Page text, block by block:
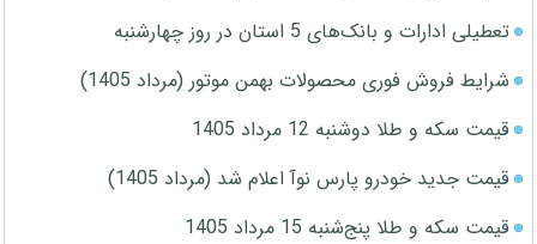
تعطیلی ادارات و بانک‌های 5 استان در روز چهارشنبه
شرایط فروش فوری محصولات بهمن موتور (مرداد 1405)
قیمت سکه و طلا دوشنبه 12 مرداد 1405
قیمت جدید خودرو پارس نوآ اعلام شد (مرداد 1405)
قیمت سکه و طلا پنج‌شنبه 15 مرداد 1405